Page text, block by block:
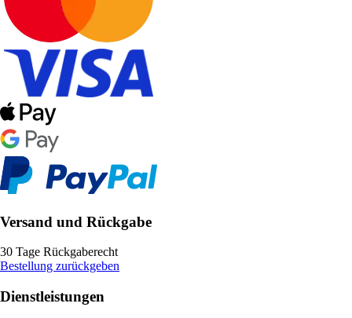
Versand und Rückgabe
30 Tage Rückgaberecht
Bestellung zurückgeben
Dienstleistungen